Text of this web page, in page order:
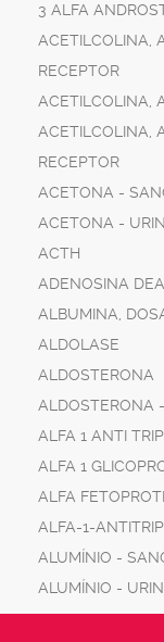
3 ALFA
ACETILCOLINA,
RECEPTOR
ACETILCOLINA,
ACETILCOLINA,
RECEPTOR
ACETONA -
ACETONA -
ACTH
ADENOSINA
ALBUMINA,
ALDOLASE
ALDOSTERONA
ALDOSTERONA
ALFA 1 ANTI
ALFA 1
ALFA
ALFA-1-
ALUMÍNIO -
ALUMÍNIO -